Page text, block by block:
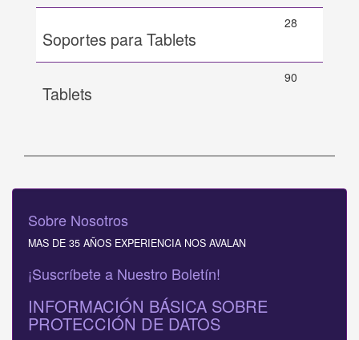
Soportes para Tablets
28
Tablets
90
Sobre Nosotros
MAS DE 35 AÑOS EXPERIENCIA NOS AVALAN
¡Suscríbete a Nuestro Boletín!
INFORMACIÓN BÁSICA SOBRE
PROTECCIÓN DE DATOS